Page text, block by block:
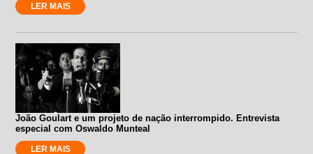
LER MAIS
João Goulart e um projeto de nação interrompido. Entrevista
especial com Oswaldo Munteal
LER MAIS